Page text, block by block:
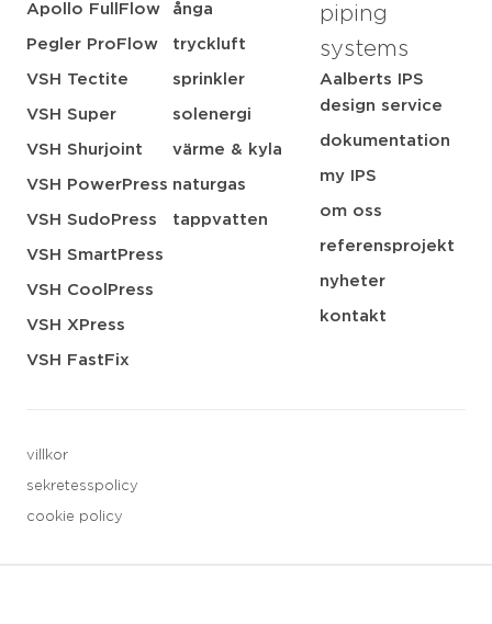
Apollo FullFlow
Pegler ProFlow
VSH Tectite
VSH Super
VSH Shurjoint
VSH PowerPress
VSH SudoPress
VSH SmartPress
VSH CoolPress
VSH XPress
VSH FastFix
ånga
tryckluft
sprinkler
solenergi
värme & kyla
naturgas
tappvatten
piping
systems
Aalberts IPS
design service
dokumentation
my IPS
om oss
referensprojekt
nyheter
kontakt
villkor
sekretesspolicy
cookie policy